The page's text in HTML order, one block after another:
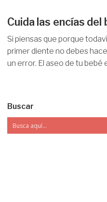
Cuida las encías del
Si piensas que porque
primer diente no debes
un error. El aseo de tu bebé
Buscar